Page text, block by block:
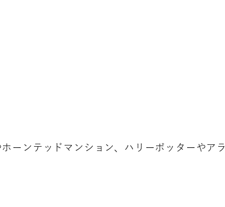
ーンテッドマンション、ハリーポッターやア